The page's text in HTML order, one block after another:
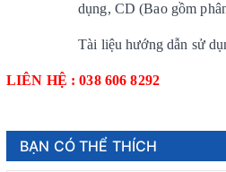
dụng, CD (Bao gồm
Tài liệu hướng dẫn sử
LIÊN HỆ : 038 606 8292
BẠN CÓ THỂ THÍCH